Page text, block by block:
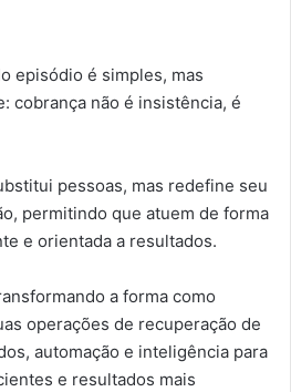
episódio é simples, mas
cobrança não é insistência, é
pessoas, mas redefine seu
permitindo que atuem de forma
e orientada a resultados.
a forma como
operações de recuperação de
automação e inteligência para
e resultados mais